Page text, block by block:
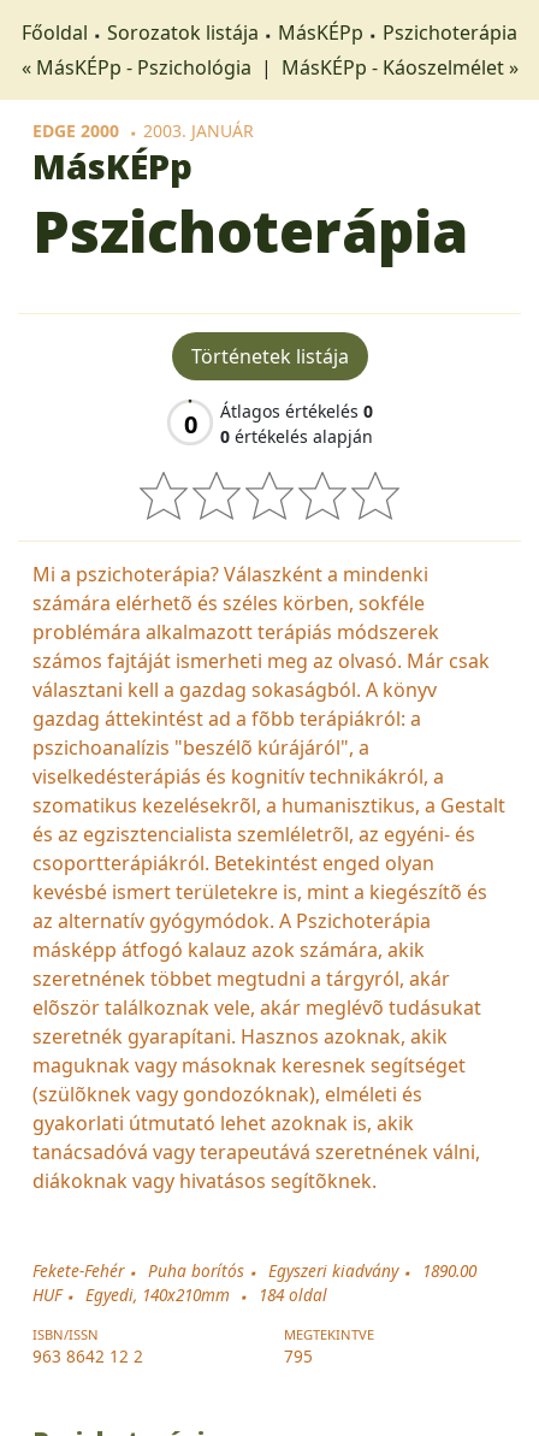
Főoldal Sorozatok listája MásKÉPp
Pszichoterápia
« MásKÉPp - Pszichológia | MásKÉPp - Káoszelmélet »
EDGE 2000 2003. JANUÁR
MásKÉPp
Pszichoterápia
Történetek listája
0 Átlagos értékelés 0
0 értékelés alapján
Mi a pszichoterápia? Válaszként a mindenki
számára elérhetõ és széles körben, sokféle
problémára alkalmazott terápiás módszerek
számos fajtáját ismerheti meg az olvasó. Már csak
választani kell a gazdag sokaságból. A könyv
gazdag áttekintést ad a fõbb terápiákról: a
pszichoanalízis "beszélõ kúrájáról", a
viselkedésterápiás és kognitív technikákról, a
szomatikus kezelésekrõl, a humanisztikus, a Gestalt
és az egzisztencialista szemléletrõl, az egyéni- és
csoportterápiákról. Betekintést enged olyan
kevésbé ismert területekre is, mint a kiegészítõ és
az alternatív gyógymódok. A Pszichoterápia
másképp átfogó kalauz azok számára, akik
szeretnének többet megtudni a tárgyról, akár
elõször találkoznak vele, akár meglévõ tudásukat
szeretnék gyarapítani. Hasznos azoknak, akik
maguknak vagy másoknak keresnek segítséget
(szülõknek vagy gondozóknak), elméleti és
gyakorlati útmutató lehet azoknak is, akik
tanácsadóvá vagy terapeutává szeretnének válni,
diákoknak vagy hivatásos segítõknek.
Fekete-Fehér Puha borítós Egyszeri kiadvány
1890.00
HUF
Egyedi, 140x210mm 184oldal
ISBN/ISSN
963 8642 12 2
MEGTEKINTVE
795